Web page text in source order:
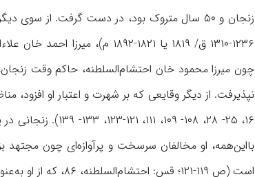
۱۲۳۶-۱۳۱۰ ق/ ۱۸۱۹ یا ۱۸۲۱-
۱۶، ۲۵- ۲۸، ۱۰۸-
بااین‌همه، او مخالفان سرسخت و پرآوازه‌ای چون مجتهد
است (ص ۱۱۹-۱۲۱؛ قس: احتشام‌السلطنه، ۸۶، که از او به‌عنوان فقیه و عالم مورد توجه عموم مردم یاد کرده است).